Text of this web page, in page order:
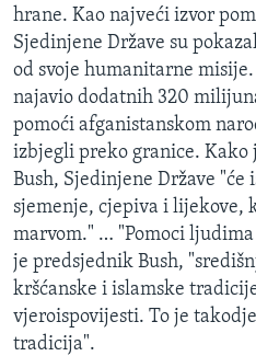
hrane. Kao najveći izvor
Sjedinjene Države su
od svoje humanitarne
najavio dodatnih 320
pomoći afganistanskom
izbjegli preko granice. Kako
Bush, Sjedinjene Države
sjemenje, cjepiva i lijekove,
marvom." … "Pomoci
je predsjednik Bush,
kršćanske i islamske
vjeroispovijesti. To je
tradicija".